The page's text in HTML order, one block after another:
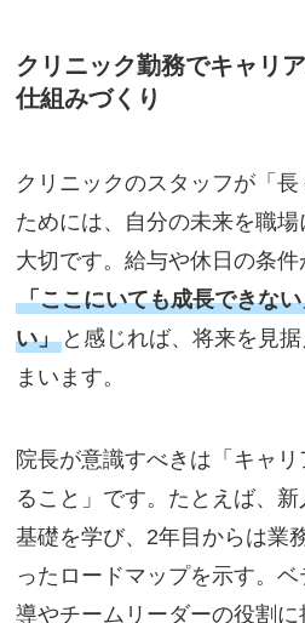
クリニック勤務でキャリ
仕組みづくり
クリニックのスタッフが「
ためには、自分の未来を職
大切です。給与や休日の条件
「ここにいても成長できな
い」 と感じれば、将来を見
まいます。
院長が意識すべきは「キャ
ること」です。たとえば、
基礎を学び、2年目からは業
ったロードマップを示す。
導やチームリーダーの役割に